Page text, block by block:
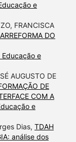
e
FRANCISCA
DO
e
AUGUSTO DE
DE
COM A
e
Dias, TDAH
análise dos